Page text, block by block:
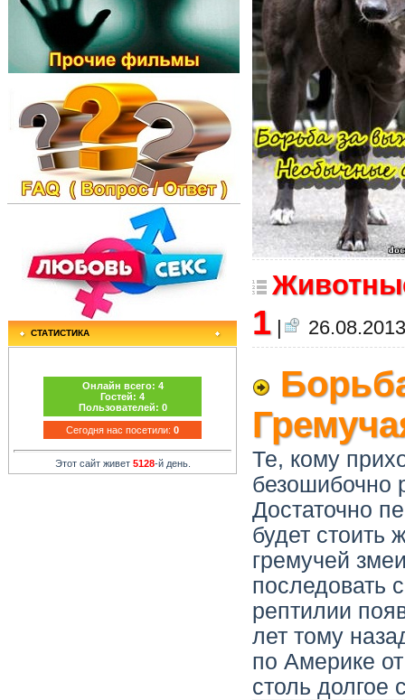
СТАТИСТИКА
Онлайн всего: 4
Гостей: 4
Пользователей: 0
Сегодня нас посетили: 0
Этот сайт живет 5128-й день.
1|
Те, кому
безошибочно
Достаточно
будет стоить
гремучей
последовать
рептилии
лет тому
по Америке
столь долгое